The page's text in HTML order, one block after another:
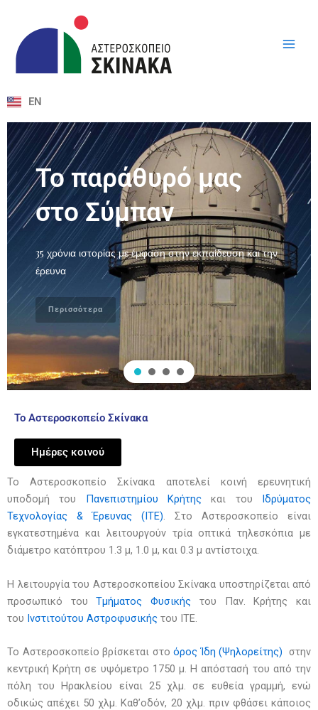
περιεχόμενο
EN
Το παράθυρό μας
στο Σύμπαν
35 χρόνια ιστορίας με έμφαση στην εκπαίδευση και την
έρευνα
Περισσότερα
Το Αστεροσκοπείο Σκίνακα
Ημέρες κοινού
Το Αστεροσκοπείο Σκίνακα αποτελεί κοινή ερευνητική
υποδομή του Πανεπιστημίου Κρήτης και του Ιδρύματος
Τεχνολογίας & Έρευνας (ΙΤΕ). Στο Αστεροσκοπείο είναι
εγκατεστημένα και λειτουργούν τρία οπτικά τηλεσκόπια με
διάμετρο κατόπτρου 1.3 μ, 1.0 μ, και 0.3 μ αντίστοιχα.
Η λειτουργία του Αστεροσκοπείου Σκίνακα υποστηρίζεται από
προσωπικό τουΤμήματος Φυσικής του Παν. Κρήτης και
του Ινστιτούτου Αστροφυσικής του ΙΤΕ.
Το Αστεροσκοπείο βρίσκεται στο όρος Ίδη (Ψηλορείτης) στην
κεντρική Κρήτη σε υψόμετρο 1750 μ. Ηαπόστασή του από την
πόλη του Ηρακλείου είναι 25 χλμ. σε ευθεία γραμμή, ενώ
οδικώς απέχει 50 χλμ.Καθ’οδόν, 20 χλμ. πριν φθάσει κάποιος